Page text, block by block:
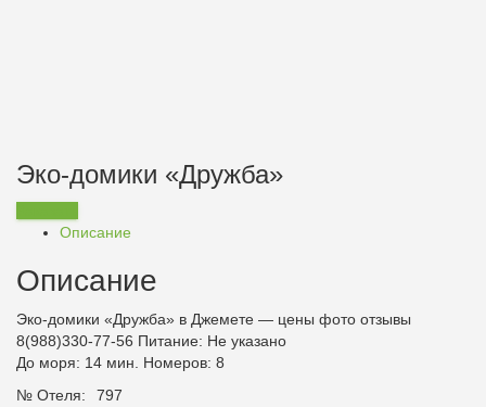
Эко-домики «Дружба»
Описание
Описание
Эко-домики «Дружба» в Джемете — цены фото отзывы
8(988)330-77-56 Питание: Не указано
До моря: 14 мин. Номеров: 8
№ Отеля:
797